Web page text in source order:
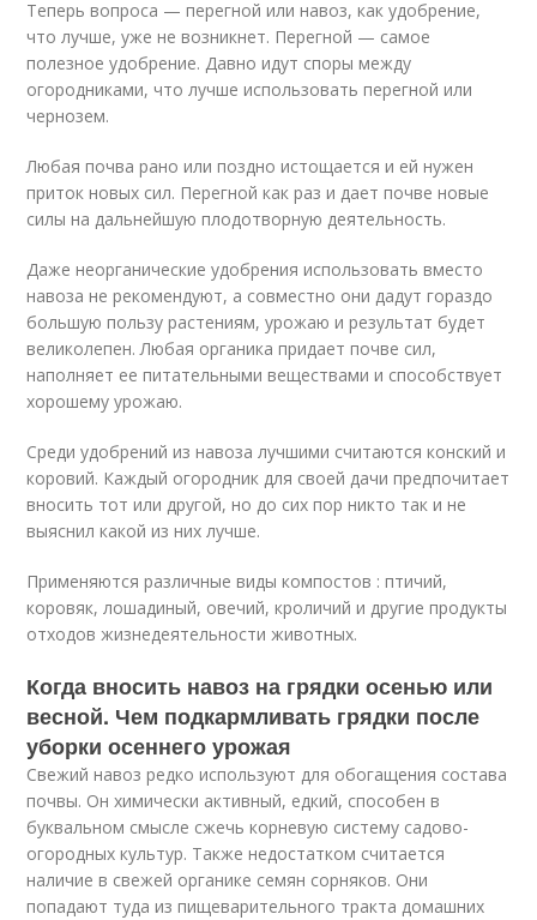
Теперь вопроса — перегной или навоз, как удобрение,
что лучше, уже не возникнет. Перегной — самое
полезное удобрение. Давно идут споры между
огородниками, что лучше использовать перегной или
чернозем.
Любая почва рано или поздно истощается и ей нужен
приток новых сил. Перегной как раз и дает почве новые
силы на дальнейшую плодотворную деятельность.
Даже неорганические удобрения использовать вместо
навоза не рекомендуют, а совместно они дадут гораздо
большую пользу растениям, урожаю и результат будет
великолепен. Любая органика придает почве сил,
наполняет ее питательными веществами и способствует
хорошему урожаю.
Среди удобрений из навоза лучшими считаются конский и
коровий. Каждый огородник для своей дачи предпочитает
вносить тот или другой, но до сих пор никто так и не
выяснил какой из них лучше.
Применяются различные виды компостов : птичий,
коровяк, лошадиный, овечий, кроличий и другие продукты
отходов жизнедеятельности животных.
Когда вносить навоз на грядки осенью или
весной. Чем подкармливать грядки после
уборки осеннего урожая
Свежий навоз редко используют для обогащения состава
почвы. Он химически активный, едкий, способен в
буквальном смысле сжечь корневую систему садово-
огородных культур. Также недостатком считается
наличие в свежей органике семян сорняков. Они
попадают туда из пищеварительного тракта домашних